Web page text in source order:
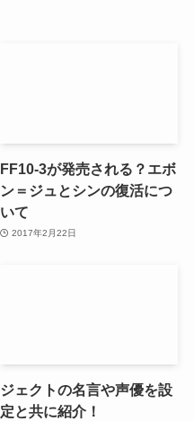
FF10-3が発売される？エボ
ン＝ジュとシンの復活につ
いて
2017年2月22日
ジェクトの名言や声優を設
定と共に紹介！